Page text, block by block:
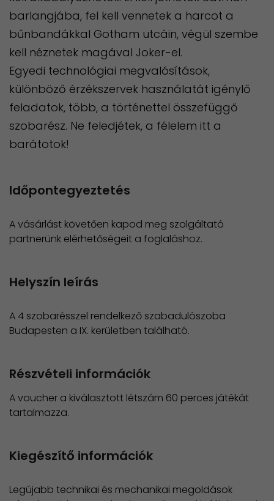
barlangjába, fel kell vennetek a harcot a
bűnbandákkal Gotham utcáin, végül szembe
kell néznetek magával Joker-el.
​Egyedi technológiai megvalósítások,
különböző érzékszervek használatát igénylő
feladatok, több, a történettel összefüggő
szobarész. Ne feledjétek, a félelem itt a
barátotok!
Időpontegyeztetés
A vásárlást követően kapod meg szolgáltató
partnerünk elérhetőségeit a foglaláshoz.
Helyszín leírás
A 4 szobarésszel rendelkező szabadulószoba
Budapesten a IX. kerületben található.
Részvételi információk
A voucher a kiválasztott létszám 60 perces játékát
tartalmazza.
Kiegészítő információk
Legújabb technikai és mechanikai megoldások